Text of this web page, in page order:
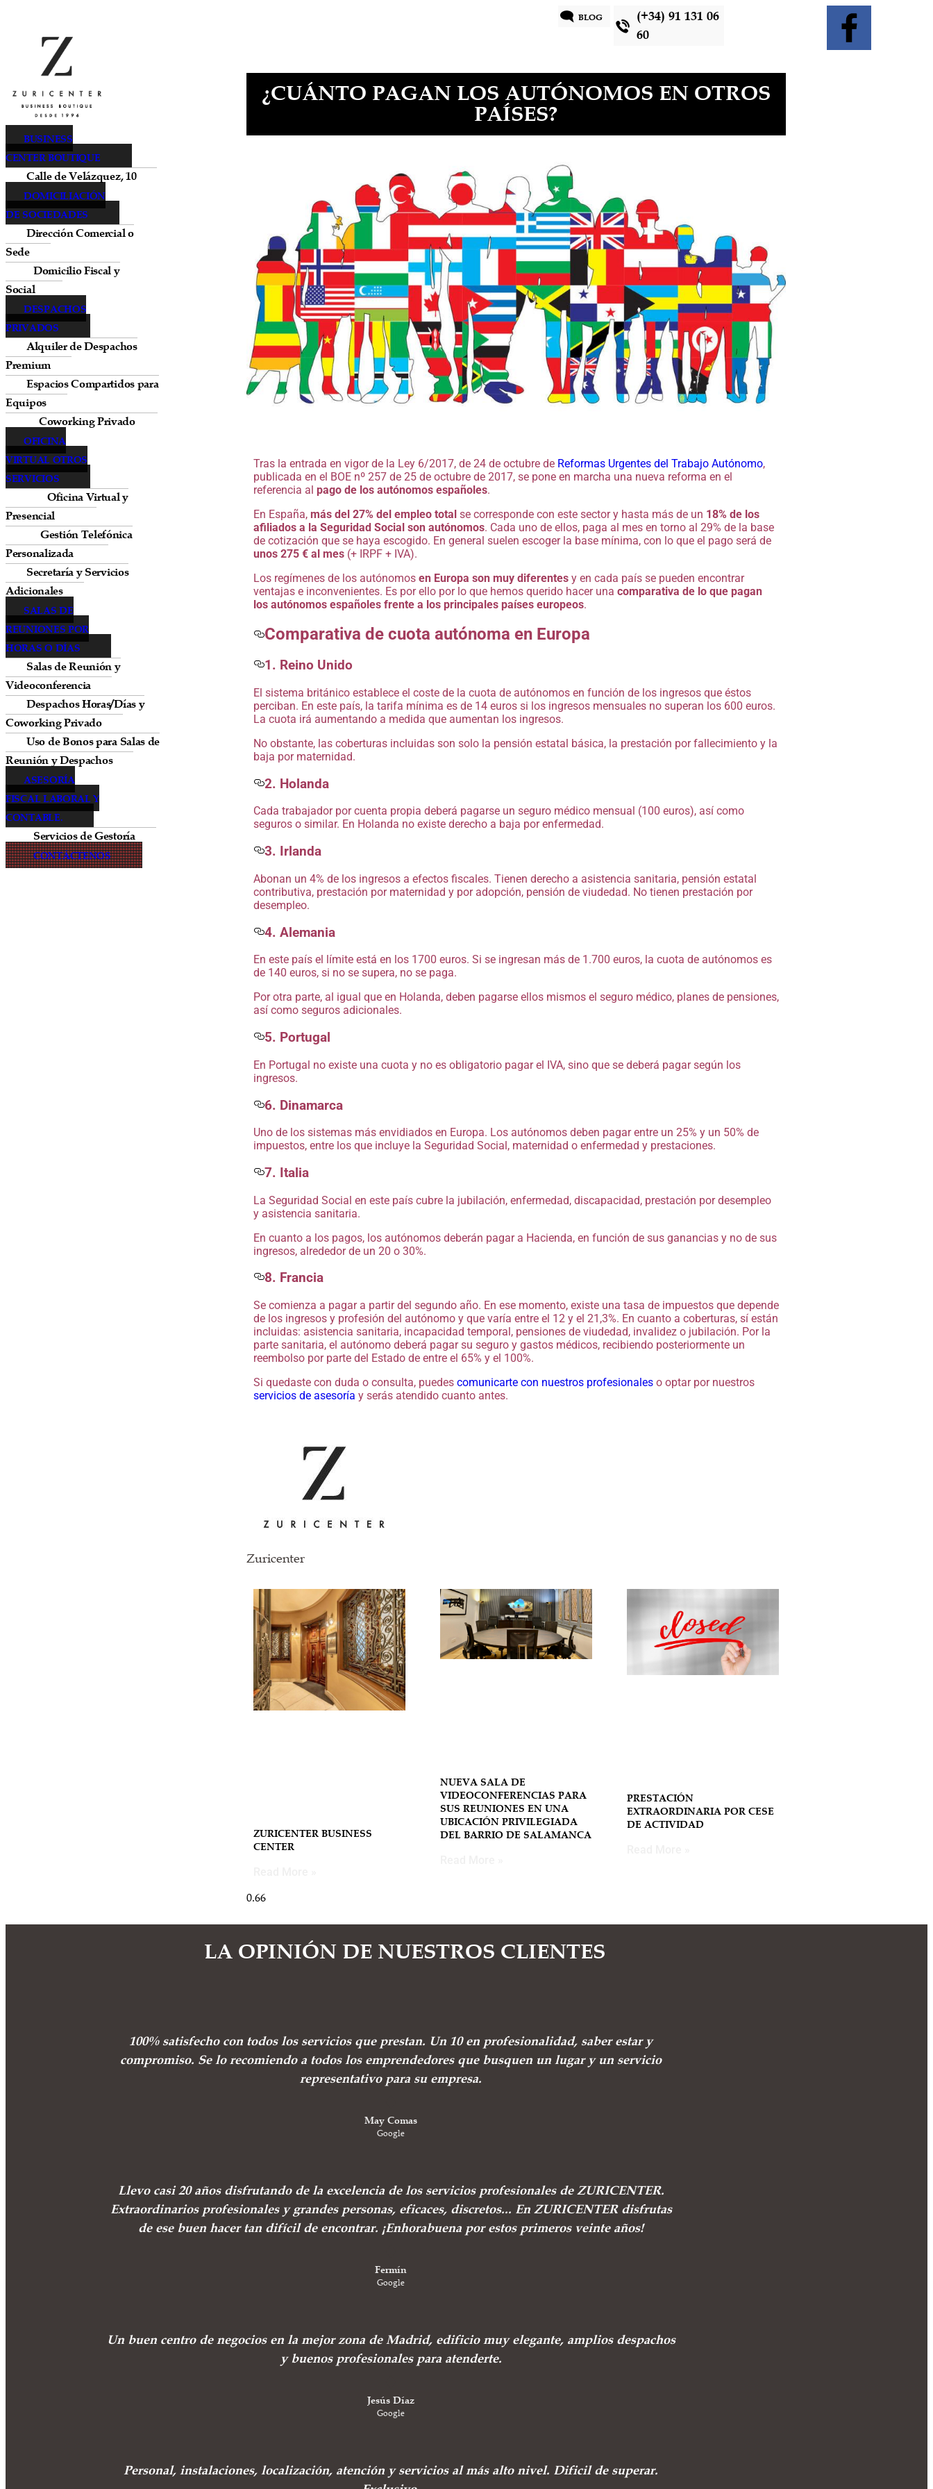
BLOG
(+34) 91 131 06
60
BUSINESS
CENTER BOUTIQUE
Calle de Velázquez, 10
DOMICILIACIÓN
DE SOCIEDADES
Dirección Comercial o
Sede
Domicilio Fiscal y
Social
DESPACHOS
PRIVADOS
Alquiler de Despachos
Premium
Espacios Compartidos para
Equipos
Coworking Privado
OFICINA
VIRTUAL OTROS
SERVICIOS
Oficina Virtual y
Presencial
Gestión Telefónica
Personalizada
Secretaría y Servicios
Adicionales
SALAS DE
REUNIONES POR
HORAS O DÍAS
Salas de Reunión y
Videoconferencia
Despachos Horas/Días y
Coworking Privado
Uso de Bonos para Salas de
Reunión y Despachos
ASESORÍA
FISCAL LABORAL Y
CONTABLE.
Servicios de Gestoría
CONTÁCTENOS
¿CUÁNTO PAGAN LOS AUTÓNOMOS EN OTROS
PAÍSES?
Tras la entrada en vigor de la Ley 6/2017, de 24 de octubre de Reformas Urgentes del Trabajo Autónomo,
publicada en el BOE nº 257 de 25 de octubre de 2017, se pone en marcha una nueva reforma en el
referencia al pago de los autónomos españoles.
En España, más del 27% del empleo totalse corresponde con este sector y hasta más de un 18% de los
afiliados a la Seguridad Social son autónomos. Cada uno de ellos, paga al mes en torno al 29% de la base
de cotización que se haya escogido. En general suelen escoger la base mínima, con lo que el pago será de
unos 275 € al mes(+ IRPF + IVA).
Los regímenes de los autónomos en Europa son muy diferentesy en cada país se pueden encontrar
ventajas e inconvenientes. Es por ello por lo que hemos querido hacer una comparativa de lo que pagan
los autónomos españoles frente a los principales países europeos.
Comparativa de cuota autónoma en Europa
1. Reino Unido
El sistema británico establece el coste de la cuota de autónomos en función de los ingresos que éstos
perciban. En este país, la tarifa mínima es de 14 euros si los ingresos mensuales no superan los 600 euros.
La cuota irá aumentando a medida que aumentan los ingresos.
No obstante, las coberturas incluidas son solo la pensión estatal básica, la prestación por fallecimiento y la
baja por maternidad.
2. Holanda
Cada trabajador por cuenta propia deberá pagarse un seguro médico mensual (100 euros), así como
seguros o similar. En Holanda no existe derecho a baja por enfermedad.
3. Irlanda
Abonan un 4% de los ingresos a efectos fiscales. Tienen derecho a asistencia sanitaria, pensión estatal
contributiva, prestación por maternidad y por adopción, pensión de viudedad. No tienen prestación por
desempleo.
4. Alemania
En este país el límite está en los 1700 euros. Si se ingresan más de 1.700 euros, la cuota de autónomos es
de 140 euros, si no se supera, no se paga.
Por otra parte, al igual que en Holanda, deben pagarse ellos mismos el seguro médico, planes de pensiones,
así como seguros adicionales.
5. Portugal
En Portugal no existe una cuota y no es obligatorio pagar el IVA, sino que se deberá pagar según los
ingresos.
6. Dinamarca
Uno de los sistemas más envidiados en Europa. Los autónomos deben pagar entre un 25% y un 50% de
impuestos, entre los que incluye la Seguridad Social, maternidad o enfermedad y prestaciones.
7. Italia
La Seguridad Social en este país cubre la jubilación, enfermedad, discapacidad, prestación por desempleo
y asistencia sanitaria.
En cuanto a los pagos, los autónomos deberán pagar a Hacienda, en función de sus ganancias y no de sus
ingresos, alrededor de un 20 o 30%.
8. Francia
Se comienza a pagar a partir del segundo año. En ese momento, existe una tasa de impuestos que depende
de los ingresos y profesión del autónomo y que varía entre el 12 y el 21,3%. En cuanto a coberturas, sí están
incluidas: asistencia sanitaria, incapacidad temporal, pensiones de viudedad, invalidez o jubilación. Por la
parte sanitaria, el autónomo deberá pagar su seguro y gastos médicos, recibiendo posteriormente un
reembolso por parte del Estado de entre el 65% y el 100%.
Si quedaste con duda o consulta, puedescomunicarte con nuestros profesionaleso optar por nuestros
servicios de asesoría y serás atendido cuanto antes.
Zuricenter
ZURICENTER BUSINESS
CENTER
NUEVA SALA DE
VIDEOCONFERENCIAS PARA
SUS REUNIONES EN UNA
UBICACIÓN PRIVILEGIADA
DEL BARRIO DE SALAMANCA
PRESTACIÓN
EXTRAORDINARIA POR CESE
DE ACTIVIDAD
LA OPINIÓN DE NUESTROS CLIENTES
100% satisfecho con todos los servicios que prestan. Un 10 en profesionalidad, saber estar y
compromiso. Se lo recomiendo a todos los emprendedores que busquen un lugar y un servicio
representativo para su empresa.
May Comas
Google
Llevo casi 20 años disfrutando de la excelencia de los servicios profesionales de ZURICENTER.
Extraordinarios profesionales y grandes personas, eficaces, discretos... En ZURICENTER disfrutas
de ese buen hacer tan difícil de encontrar. ¡Enhorabuena por estos primeros veinte años!
Fermín
Google
Un buen centro de negocios en la mejor zona de Madrid, edificio muy elegante, amplios despachos
y buenos profesionales para atenderte.
Jesús Díaz
Google
Personal, instalaciones, localización, atención y servicios al más alto nivel. Dificil de superar.